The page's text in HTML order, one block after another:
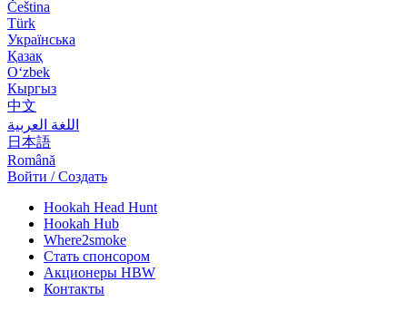
Čeština
Türk
Українська
Қазақ
Оʻzbek
Кыргыз
中文
اللغة العربية
日本語
Română
Войти / Создать
Hookah Head Hunt
Hookah Hub
Where2smoke
Стать спонсором
Акционеры HBW
Контакты